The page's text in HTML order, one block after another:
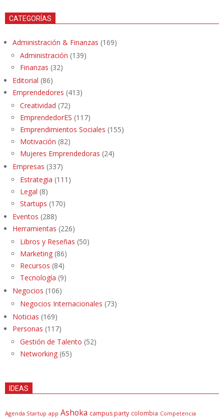
CATEGORÍAS
Administración & Finanzas (169)
Administración (139)
Finanzas (32)
Editorial (86)
Emprendedores (413)
Creatividad (72)
EmprendedorES (117)
Emprendimientos Sociales (155)
Motivación (82)
Mujeres Emprendedoras (24)
Empresas (337)
Estrategia (111)
Legal (8)
Startups (170)
Eventos (288)
Herramientas (226)
Libros y Reseñas (50)
Marketing (86)
Recursos (84)
Tecnología (9)
Negocios (106)
Negocios Internacionales (73)
Noticias (169)
Personas (117)
Gestión de Talento (52)
Networking (65)
IDEAS
Agenda Startup app Ashoka campus party colombia Competencia